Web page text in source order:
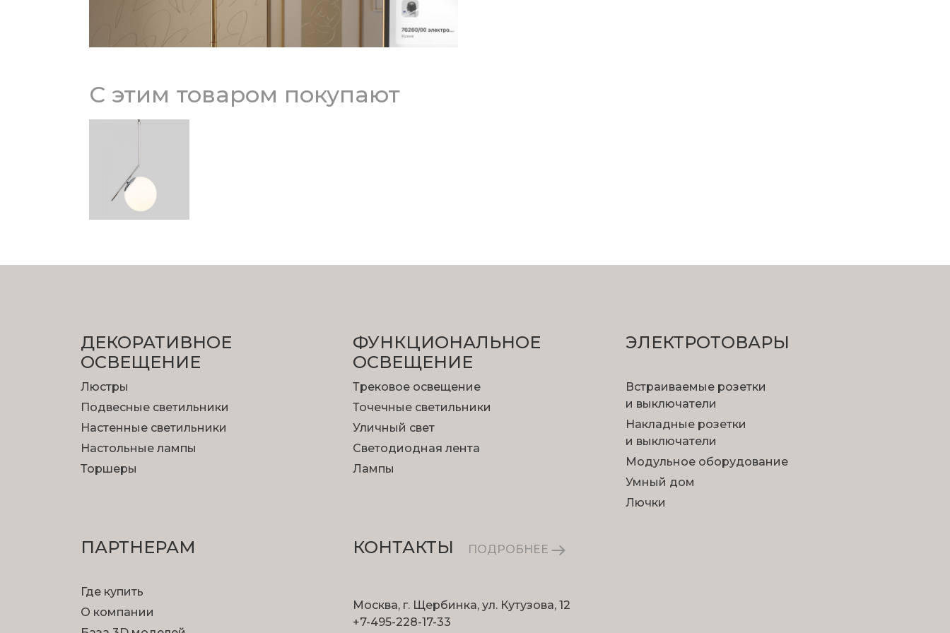
С этим товаром покупают
ДЕКОРАТИВНОЕ
ОСВЕЩЕНИЕ
Люстры
Подвесные светильники
Настенные светильники
Настольные лампы
Торшеры
ФУНКЦИОНА­ЛЬНОЕ
ОСВЕЩЕНИЕ
Трековое освещение
Точечные светильники
Уличный свет
Светодиодная лента
Лампы
ЭЛЕКТРОТОВАРЫ
Встраиваемые розетки
и выключатели
Накладные розетки
и выключатели
Модульное оборудование
Умный дом
Лючки
ПАРТНЕРАМ
Где купить
О компании
КОНТАКТЫ ПОДРОБНЕЕ
Москва, г. Щербинка, ул. Кутузова, 12
+7-495-228-17-33